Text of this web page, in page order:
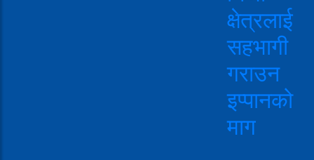
क्षेत्रलाई
सहभागी
गराउन
इप्पानको
माग